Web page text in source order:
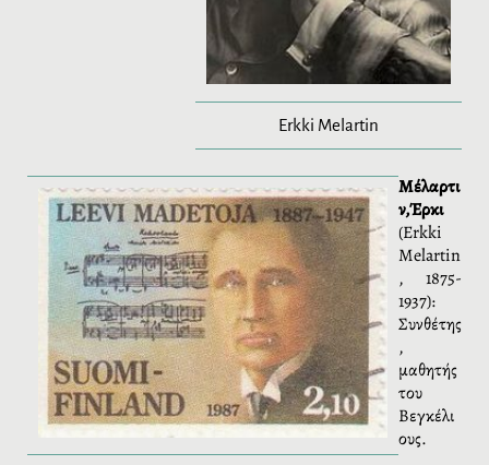
Erkki Melartin
Μέλαρτι
ν,Έρκι
(Erkki
Melartin
, 1875-
1937):
Συνθέτης
,
μαθητής
του
Βεγκέλι
ους.